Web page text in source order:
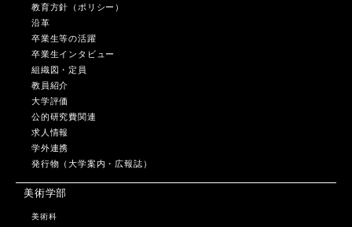
教育方針（ポリシー）
沿革
卒業生等の活躍
卒業生インタビュー
組織図・定員
教員紹介
大学評価
公的研究費関連
求人情報
学外連携
発行物（大学案内・広報誌）
美術学部
美術科